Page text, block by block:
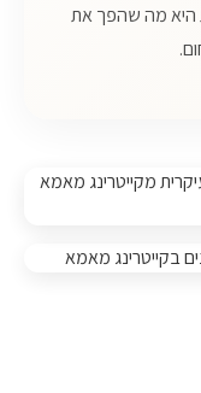
היא מה שהפך את